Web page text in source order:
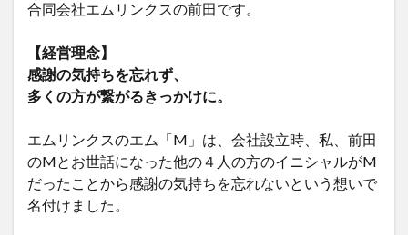
合同会社エムリンクスの前田です。
【経営理念】
感謝の気持ちを忘れず、
多くの方が繋がるきっかけに。
エムリンクスのエム「M」は、会社設立時、私、前田
のMとお世話になった他の４人の方のイニシャルがM
だったことから感謝の気持ちを忘れないという想いで
名付けました。